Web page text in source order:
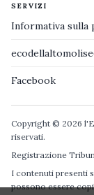
SERVIZI
Informativa sulla
Facebook
Copyright © 2026
riservati.
Registrazione
I contenuti presenti
possono essere